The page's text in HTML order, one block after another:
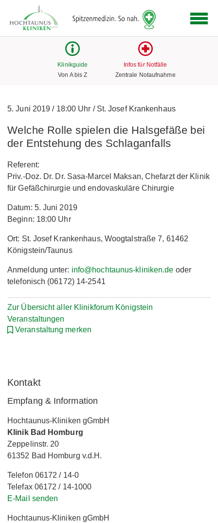
Link
zur
Klinikguide
Von A bis Z
Infos für Notfälle
Zentrale Notaufnahme
5. Juni 2019/18:00 Uhr /St. Josef Krankenhaus
Welche Rolle spielen die Halsgefäße bei
der Entstehung des Schlaganfalls
Referent:
Priv.-Doz. Dr. Dr. Sasa-Marcel Maksan, Chefarzt der Klinik
für Gefäßchirurgie und endovaskuläre Chirurgie
Datum: 5. Juni 2019
Beginn: 18:00 Uhr
Ort: St. Josef Krankenhaus, Woogtalstraße 7, 61462
Königstein/Taunus
Anmeldung unter: info@hochtaunus-kliniken.de oder
telefonisch (06172) 14-2541
Zur Übersicht aller Klinikforum Königstein
Veranstaltungen
Veranstaltung merken
Kontakt
Empfang & Information
Hochtaunus-Kliniken gGmbH
Klinik Bad Homburg
Zeppelinstr. 20
61352 Bad Homburg v.d.H.
Telefon 06172 / 14-0
Telefax 06172 / 14-1000
E-Mail senden
Hochtaunus-Kliniken gGmbH